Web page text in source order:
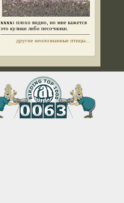
xxxx: плохо видно, но мне кажется
это кулики либо песочники.
другие неопознанные птицы...